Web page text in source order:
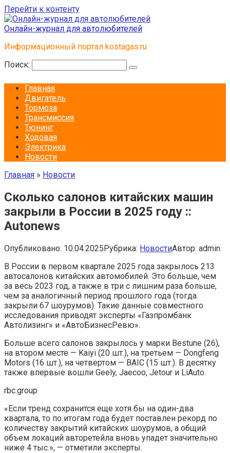
Перейти к контенту
Онлайн-журнал для автолюбителей
Информационный портал kostagas.ru
Поиск:
Главная
Двигатель
Тормоза
Трансмиссия
Тюнинг
Ходовая
Электрика
Новости
Главная » Новости
Сколько салонов китайских машин
закрыли в России в 2025 году ::
Autonews
Опубликовано: 10.04.2025Рубрика: НовостиАвтор: admin
В России в первом квартале 2025 года закрылось 213
автосалонов китайских автомобилей. Это больше, чем
за весь 2023 год, а также в три с лишним раза больше,
чем за аналогичный период прошлого года (тогда
закрыли 67 шоурумов). Такие данные совместного
исследования приводят эксперты «Газпромбанк
Автолизинг» и «АвтоБизнесРевю».
Больше всего салонов закрылось у марки Bestune (26),
на втором месте — Kaiyi (20 шт.), на третьем — Dongfeng
Motors (16 шт.), на четвертом — BAIC (15 шт.). В десятку
также впервые вошли Geely, Jaecoo, Jetour и LiAuto.
rbc.group
«Если тренд сохранится еще хотя бы на один-два
квартала, то по итогам года будет поставлен рекорд по
количеству закрытий китайских шоурумов, а общий
объем локаций авторетейла вновь упадет значительно
ниже 4 тыс.», — отметили эксперты.